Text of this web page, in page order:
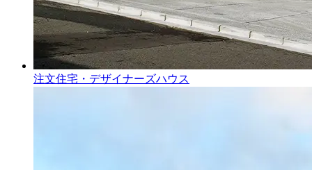
注文住宅・デザイナーズハウス